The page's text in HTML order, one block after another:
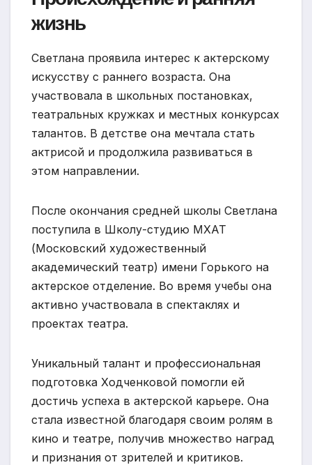
жизнь
Светлана проявила интерес к актерскому
искусству с раннего возраста. Она
участвовала в школьных постановках,
театральных кружках и местных конкурсах
талантов. В детстве она мечтала стать
актрисой и продолжила развиваться в
этом направлении.
После окончания средней школы Светлана
поступила в Школу-студию МХАТ
(Московский художественный
академический театр) имени Горького на
актерское отделение. Во время учебы она
активно участвовала в спектаклях и
проектах театра.
Уникальный талант и профессиональная
подготовка Ходченковой помогли ей
достичь успеха в актерской карьере. Она
стала известной благодаря своим ролям в
кино и театре, получив множество наград
и признания от зрителей и критиков.